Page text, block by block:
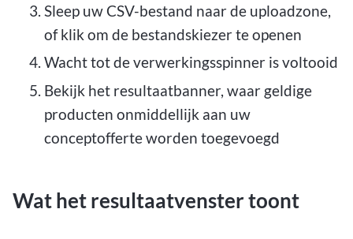
Sleep uw CSV-bestand naar de uploadzone,
of klik om de bestandskiezer te openen
Wacht tot de verwerkingsspinner is voltooid
Bekijk het resultaatbanner, waar geldige
producten onmiddellijk aan uw
conceptofferte worden toegevoegd
Wat het resultaatvenster toont